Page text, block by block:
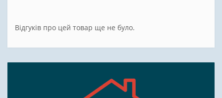
Відгуків про цей товар ще не було.